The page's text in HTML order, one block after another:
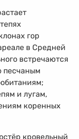
гор
в Средней
встречаются
песчаным
и лугам,
коренных
кровельный